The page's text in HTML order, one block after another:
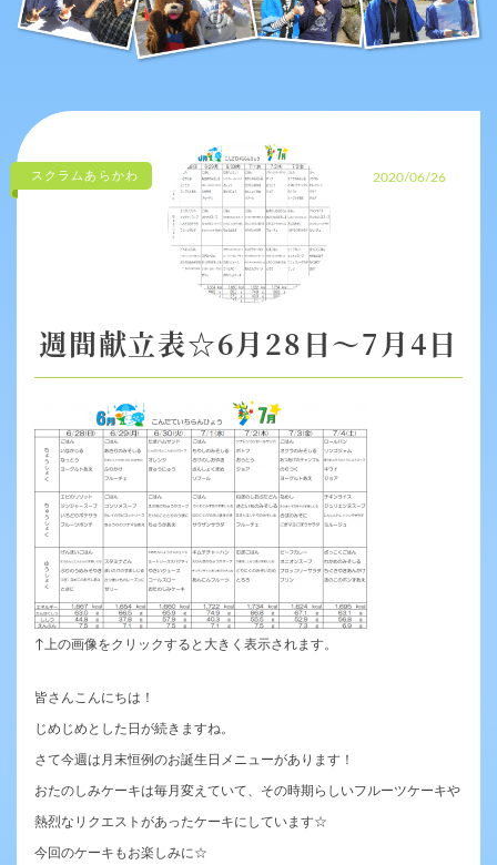
スクラムあらかわ 2020/06/26
週間献立表☆6月28日～7月4日
↑上の画像をクリックすると大きく表示されます。
皆さんこんにちは！
じめじめとした日が続きますね。
さて今週は月末恒例のお誕生日メニューがあります！
おたのしみケーキは毎月変えていて、その時期らしいフルーツケーキや
熱烈なリクエストがあったケーキにしています☆
今回のケーキもお楽しみに☆